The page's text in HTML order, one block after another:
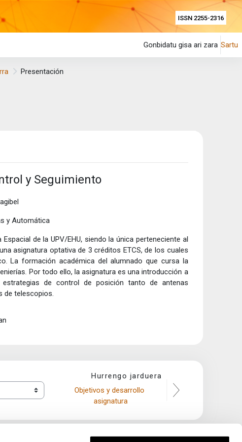
ISSN 2255-2316
Gonbidatu gisa ari zara Sartu
Presentación
y Seguimiento
y Automática
de la UPV/EHU, siendo la única perteneciente al
asignatura optativa de 3 créditos ETCS, de los cuales
La formación académica del alumnado que cursa la
Por todo ello, la asignatura es una introducción a
de control de posición tanto de antenas
de telescopios.
Hurrengo jarduera
Objetivos y desarrollo
asignatura